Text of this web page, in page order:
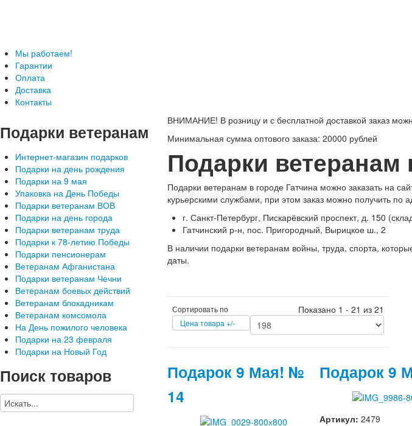
Мы работаем!
Гарантии
Оплата
Доставка
Контакты
ВНИМАНИЕ! В розницу и с бесплатной доставкой заказ
Минимальная сумма оптового заказа: 20000 рублей
Подарки ветеранам
Подарки ветеранам в городе Гатчина можно заказать на
курьерскими службами, при этом заказ можно получить по
г. Санкт-Петербург, Пискарёвский проспект, д. 150
Гатчинский р-н, пос. Пригородный, Вырицкое ш., 2
В наличии подарки ветеранам войны, труда, спорта,
даты.
Сортировать по
Цена товара +/-
Показано 1 - 21 из 21
Подарок 9 Мая! №
14
Подарок 9
Артикул: 2479
Подарки ветеранам
Интернет-магазин подарков
Подарки на день рождения
Подарки на 9 мая
Упаковка на День Победы
Подарки ветеранам ВОВ
Подарки на день города
Подарки ветеранам труда
Подарки к 78-летию Победы
Подарки пенсионерам
Ветеранам Афганистана
Подарки ветеранам Чечни
Ветеранам боевых действий
Ветеранам блокадникам
Ветеранам комсомола
На День пожилого человека
Подарки на 23 февраля
Подарки на Новый Год
Поисктоваров